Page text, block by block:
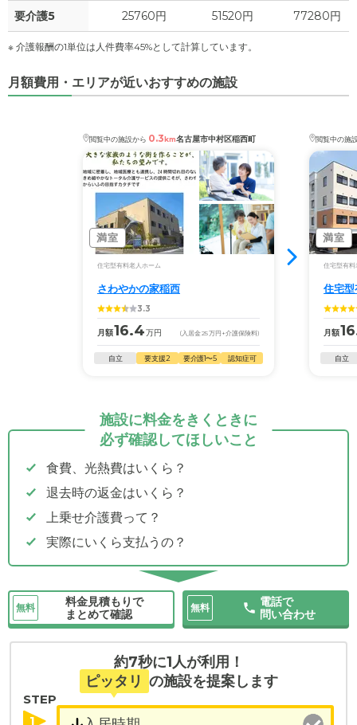
要介護5 25760円 51520円 77280円
※ 介護報酬の1単位は人件費率45%として計算しています。
月額費用・エリアが近いおすすめの施設
閲覧中の施設から 0.3km名古屋市中村区稲西町
満室
住宅型有料老人ホーム
さわやかの家稲西
3.3
月額16.4万円 (入居金25万円 +介護保険料)
自立 要支援2 要介護1〜5 認知症可
閲覧中の施
満室
住宅型有料
住宅
月額
自立
施設に料金をきくときに
必ず確認してほしいこと
食費、光熱費はいくら？
退去時の返金はいくら？
上乗せ介護費って？
実際にいくら支払うの？
無料
料金見積もりで
まとめて確認
無料
電話で
問い合わせ
約7秒に1人が利用！
ピッタリ の施設を提案します
STEP
1